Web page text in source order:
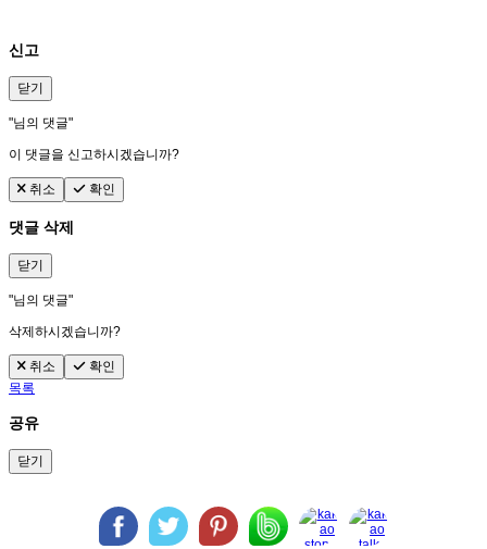
신고
닫기
"님의 댓글"
이 댓글을 신고하시겠습니까?
취소 확인
댓글 삭제
닫기
"님의 댓글"
삭제하시겠습니까?
취소
확인
목록
공유
닫기